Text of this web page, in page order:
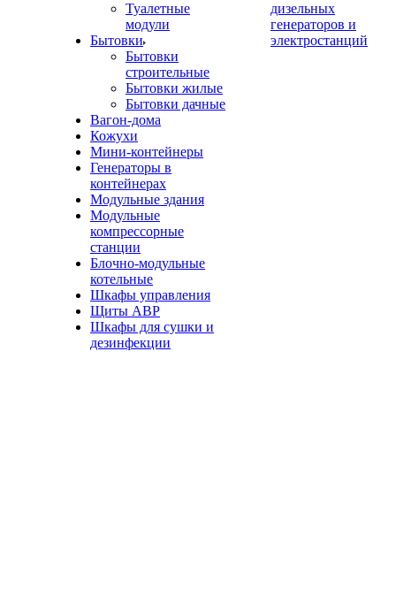
Туалетные
модули
Бытовки
Бытовки
строительные
Бытовки жилые
Бытовки дачные
Вагон-дома
Кожухи
Мини-контейнеры
Генераторы в
контейнерах
Модульные здания
Модульные
компрессорные
станции
Блочно-модульные
котельные
Шкафы управления
Щиты АВР
Шкафы для сушки и
дезинфекции
дизельных
генераторов и
электростанций